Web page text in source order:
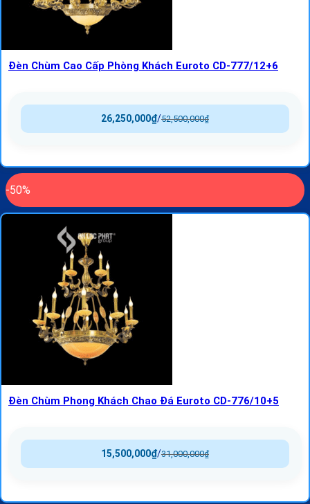
Đèn Chùm Cao Cấp Phòng Khách Euroto CD-777/12+6
52,500,000₫
/
26,250,000₫
-50%
Đèn Chùm Phong Khách Chao Đá Euroto CD-776/10+5
31,000,000₫
/
15,500,000₫